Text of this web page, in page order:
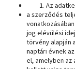
Az
a szerződés
jog elévülési
törvény alapján
naptári évnek
el, amelyben